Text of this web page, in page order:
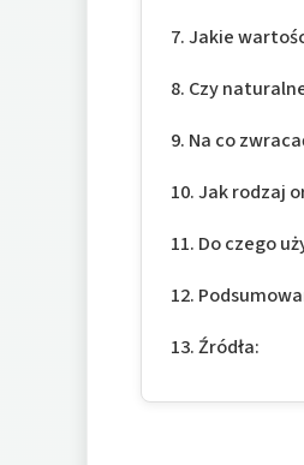
Jakie
Czy
Na co
Jak rodzaj
Do czego
Źródła: